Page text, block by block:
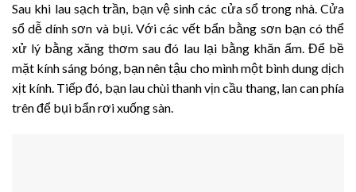
Sau khi lau sạch trần, bạn vệ sinh các cửa sổ trong nhà. Cửa
sổ dễ dính sơn và bụi. Với các vết bẩn bằng sơn bạn có thể
xử lý bằng xăng thơm sau đó lau lại bằng khăn ẩm. Để bề
mặt kính sáng bóng, bạn nên tậu cho mình một bình dung dịch
xịt kính. Tiếp đó, bạn lau chùi thanh vịn cầu thang, lan can phía
trên để bụi bẩn rơi xuống sàn.